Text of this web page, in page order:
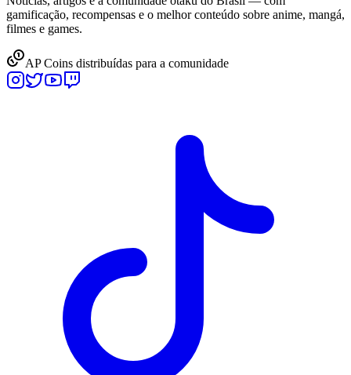
gamificação, recompensas e o melhor conteúdo sobre anime, mangá,
filmes e games.
AP Coins distribuídas para a comunidade